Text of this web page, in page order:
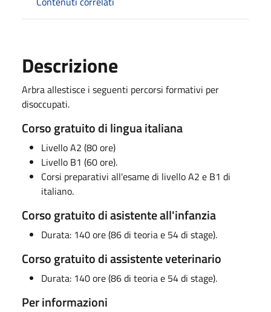
Descrizione
Arbra allestisce i seguenti percorsi formativi per
disoccupati.
Corso gratuito di lingua italiana
Livello A2 (80 ore)
Livello B1 (60 ore).
Corsi preparativi all'esame di livello A2 e B1 di
italiano.
Corso gratuito di asistente all'infanzia
Durata: 140 ore (86 di teoria e 54 di stage).
Corso gratuito di assistente veterinario
Durata: 140 ore (86 di teoria e 54 di stage).
Per informazioni